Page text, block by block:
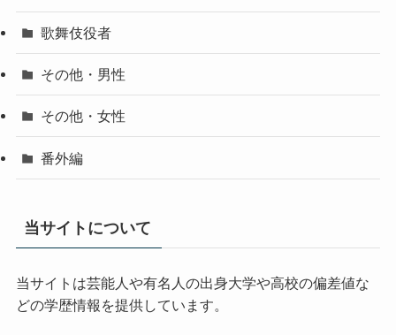
歌舞伎役者
その他・男性
その他・女性
番外編
当サイトについて
当サイトは芸能人や有名人の出身大学や高校の偏差値な
どの学歴情報を提供しています。